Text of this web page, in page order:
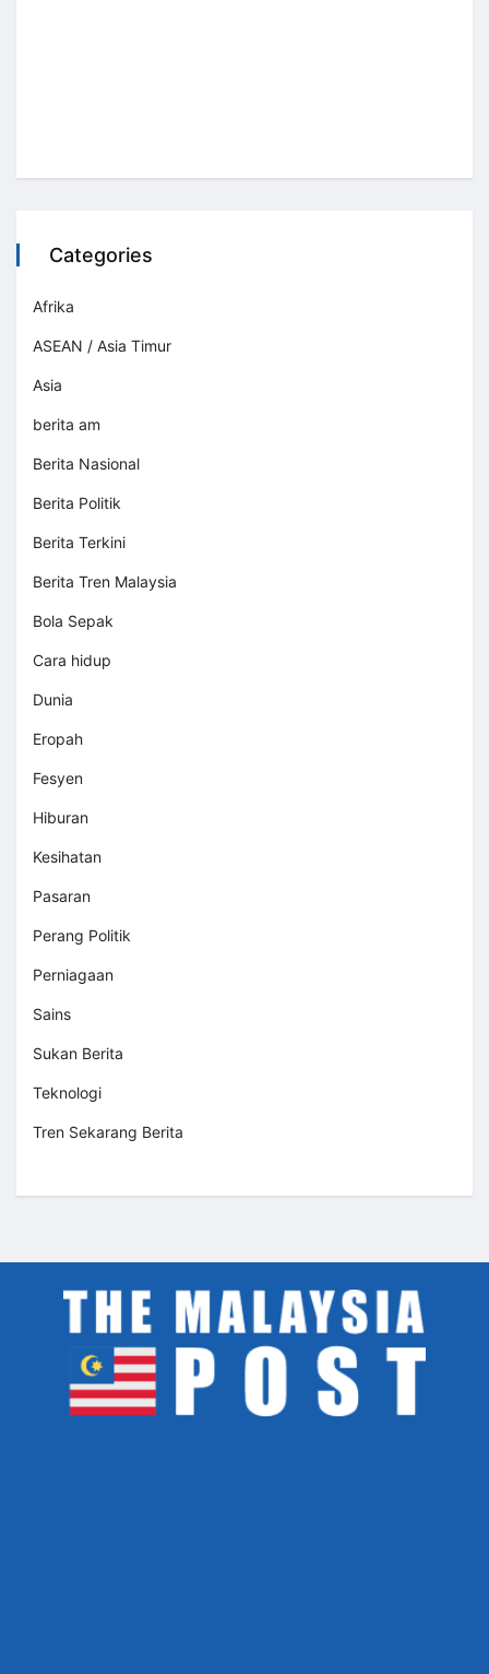
Categories
Afrika
ASEAN / Asia Timur
Asia
berita am
Berita Nasional
Berita Politik
Berita Terkini
Berita Tren Malaysia
Bola Sepak
Cara hidup
Dunia
Eropah
Fesyen
Hiburan
Kesihatan
Pasaran
Perang Politik
Perniagaan
Sains
Sukan Berita
Teknologi
Tren Sekarang Berita